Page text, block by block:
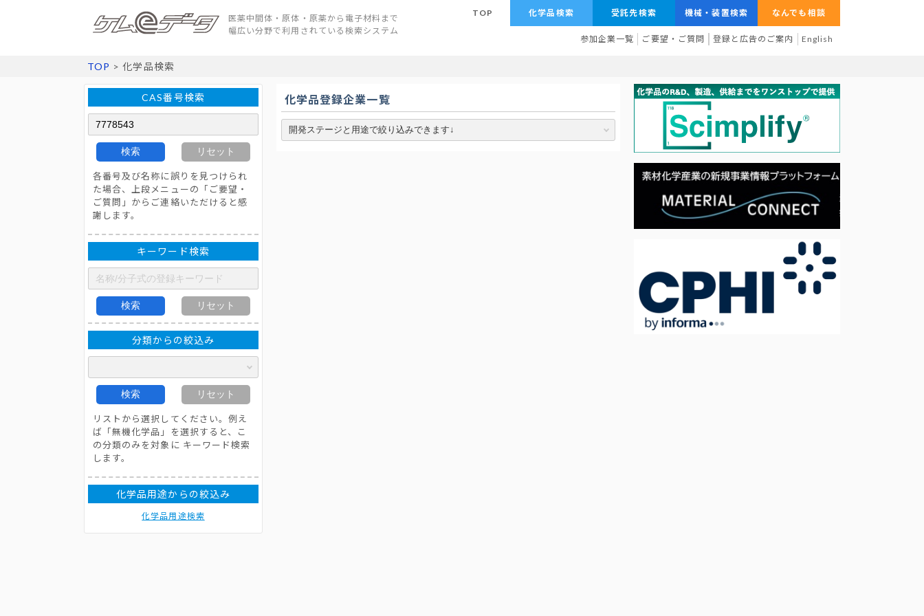
医薬中間体・原体・原薬から電子材料まで
幅広い分野で利用されている検索システム
TOP 化学品検索 受託先検索 機械・装置検索 なんでも相談
参加企業一覧 ご要望・ご質問 登録と広告のご案内 English
TOP > 化学品検索
CAS番号検索
検索 リセット
各番号及び名称に誤りを見つけられ
た場合、上段メニューの「ご要望・
ご質問」からご連絡いただけると感
謝します。
キーワード検索
検索 リセット
分類からの絞込み
検索 リセット
リストから選択してください。例え
ば「無機化学品」を選択すると、こ
の分類のみを対象に キーワード検索
します。
化学品用途からの絞込み
化学品用途検索
化学品登録企業一覧